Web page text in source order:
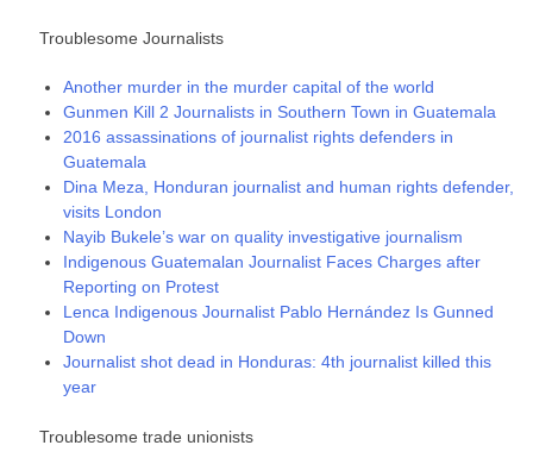
Troublesome Journalists
Another murder in the murder capital of the world
Gunmen Kill 2 Journalists in Southern Town in Guatemala
2016 assassinations of journalist rights defenders in
Guatemala
Dina Meza, Honduran journalist and human rights defender,
visits London
Nayib Bukele’s war on quality investigative journalism
Indigenous Guatemalan Journalist Faces Charges after
Reporting on Protest
Lenca Indigenous Journalist Pablo Hernández Is Gunned
Down
Journalist shot dead in Honduras: 4th journalist killed this
year
Troublesome trade unionists